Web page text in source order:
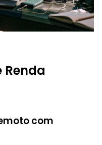
Renda
com